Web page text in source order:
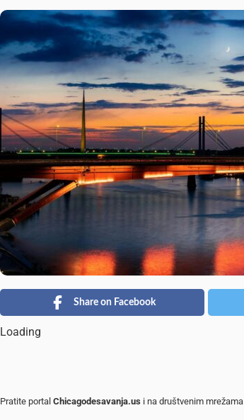
Share on Facebook
Loading
Pratite portal Chicagodesavanja.us i na društvenim mrežama